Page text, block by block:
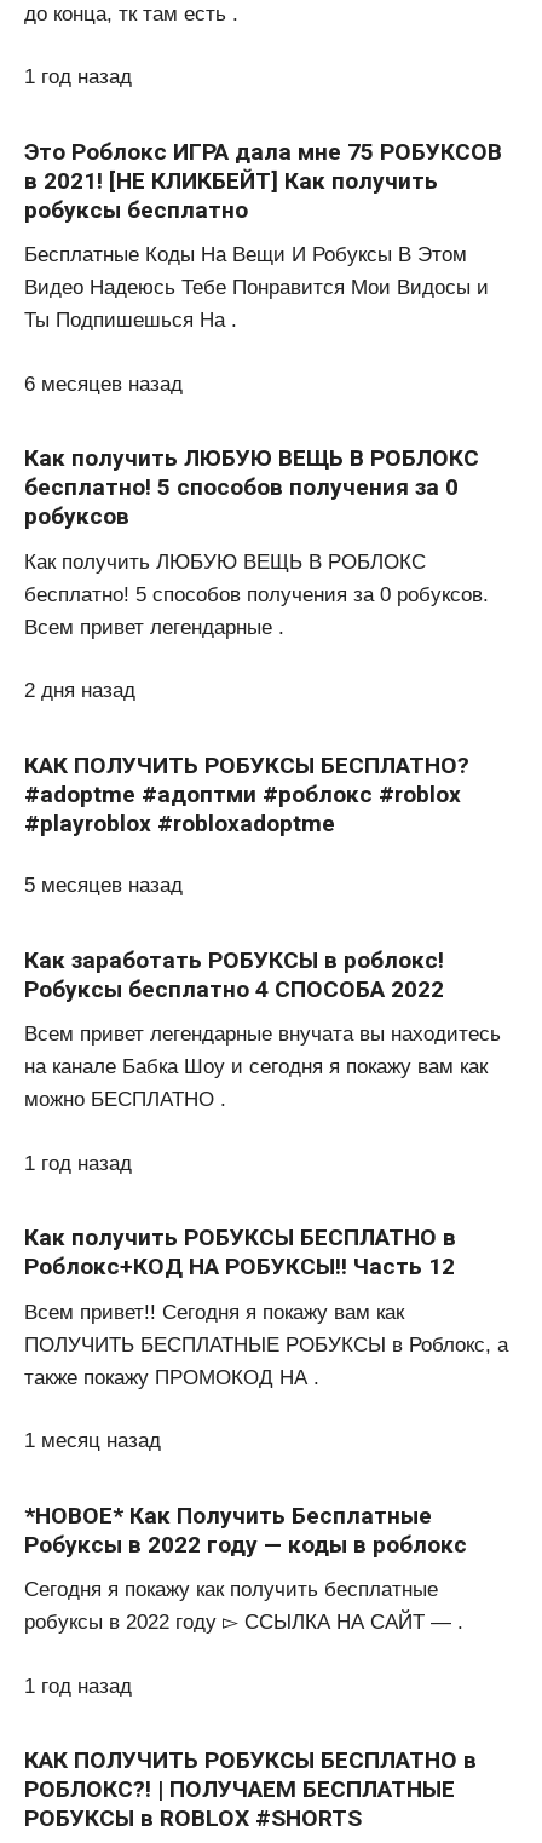
до конца, тк там есть .
1 год назад
Это Роблокс ИГРА дала мне 75 РОБУКСОВ
в 2021! [НЕ КЛИКБЕЙТ] Как получить
робуксы бесплатно
Бесплатные Коды На Вещи И Робуксы В Этом
Видео Надеюсь Тебе Понравится Мои Видосы и
Ты Подпишешься На .
6 месяцев назад
Как получить ЛЮБУЮ ВЕЩЬ В РОБЛОКС
бесплатно! 5 способов получения за 0
робуксов
Как получить ЛЮБУЮ ВЕЩЬ В РОБЛОКС
бесплатно! 5 способов получения за 0 робуксов.
Всем привет легендарные .
2 дня назад
КАК ПОЛУЧИТЬ РОБУКСЫ БЕСПЛАТНО?
#adoptme #адоптми #роблокс #roblox
#playroblox #robloxadoptme
5 месяцев назад
Как заработать РОБУКСЫ в роблокс!
Робуксы бесплатно 4 СПОСОБА 2022
Всем привет легендарные внучата вы находитесь
на канале Бабка Шоу и сегодня я покажу вам как
можно БЕСПЛАТНО .
1 год назад
Как получить РОБУКСЫ БЕСПЛАТНО в
Роблокс+КОД НА РОБУКСЫ!! Часть 12
Всем привет!! Сегодня я покажу вам как
ПОЛУЧИТЬ БЕСПЛАТНЫЕ РОБУКСЫ в Роблокс, а
также покажу ПРОМОКОД НА .
1 месяц назад
*НОВОЕ* Как Получить Бесплатные
Робуксы в 2022 году — коды в роблокс
Сегодня я покажу как получить бесплатные
робуксы в 2022 году ▻ ССЫЛКА НА САЙТ — .
1 год назад
КАК ПОЛУЧИТЬ РОБУКСЫ БЕСПЛАТНО в
РОБЛОКС?! | ПОЛУЧАЕМ БЕСПЛАТНЫЕ
РОБУКСЫ в ROBLOX #SHORTS